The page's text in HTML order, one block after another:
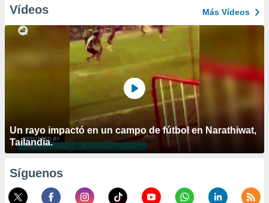
Vídeos Más Vídeos
Un rayo impactó en un campo de fútbol en Narathiwat,
Tailandia.
Síguenos